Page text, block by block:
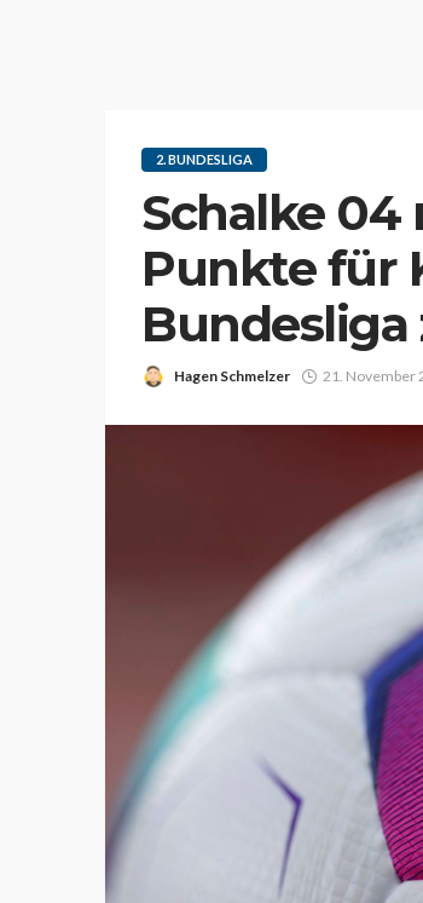
2. BUNDESLIGA
Schalke 04
Punkte für
Hagen Schmelzer 21. November